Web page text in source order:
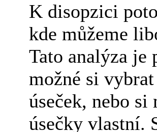
K disopzici
kde můžeme
Tato analýza je
možné si
úseček, nebo si
úsečky vlastní.